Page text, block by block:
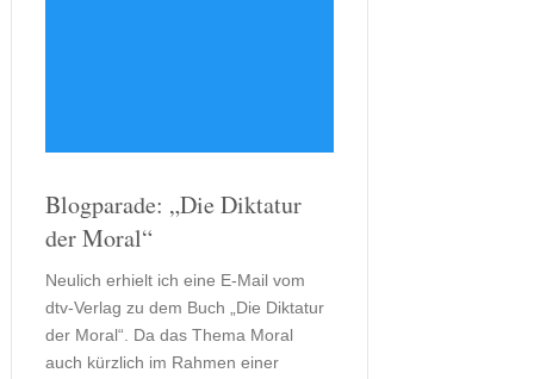
Blogparade: „Die Diktatur
der Moral“
Neulich erhielt ich eine E-Mail vom
dtv-Verlag zu dem Buch „Die Diktatur
der Moral“. Da das Thema Moral
auch kürzlich im Rahmen einer